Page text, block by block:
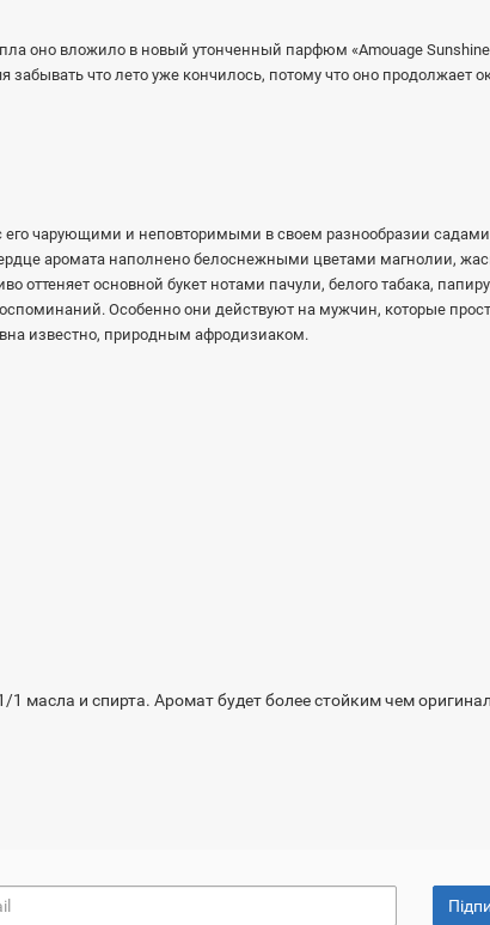
оно вложило в новый утонченный парфюм «Amouage
что лето уже кончилось, потому что оно продолжает
чарующими и неповторимыми в своем разнообразии
аромата наполнено белоснежными цветами магнолии,
оттеняет основной букет нотами пачули, белого табака,
Особенно они действуют на мужчин, которые
известно, природным афродизиаком.
масла и спирта. Аромат будет более стойким чем